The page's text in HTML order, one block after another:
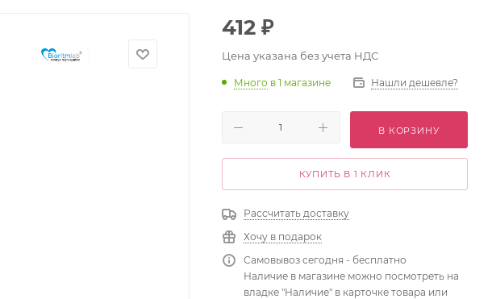
412 ₽
Цена указана без учета НДС
Много в 1 магазине Нашли дешевле?
В КОРЗИНУ
КУПИТЬ В 1 КЛИК
Рассчитать доставку
Хочу в подарок
Самовывоз сегодня - бесплатно
Наличие в магазине можно посмотреть на
владке "Наличие" в карточке товара или